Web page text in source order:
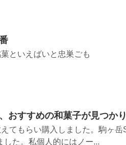
といえばいと忠巣ごも
長
おすすめの和菓子が見つか
てもらい購入しました。駒ヶ
た。私個人的にはノー...